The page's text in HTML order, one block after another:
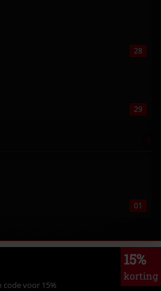
28
29
01
15%
korting
code voor 15%